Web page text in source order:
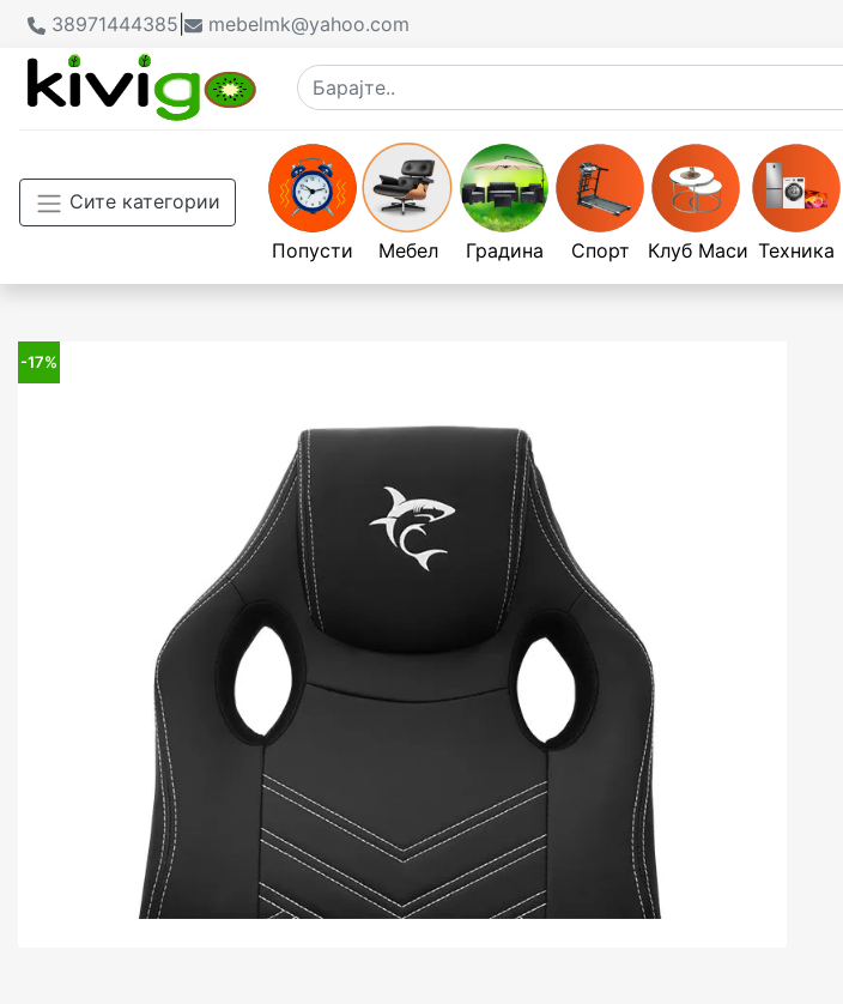
38971444385 mebelmk@yahoo.com
Сите категории
Попусти Мебел Градина Спорт Клуб Маси Техника
-17%